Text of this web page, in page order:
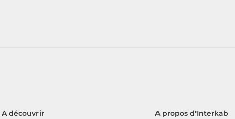
A découvrir
A propos d'Interkab